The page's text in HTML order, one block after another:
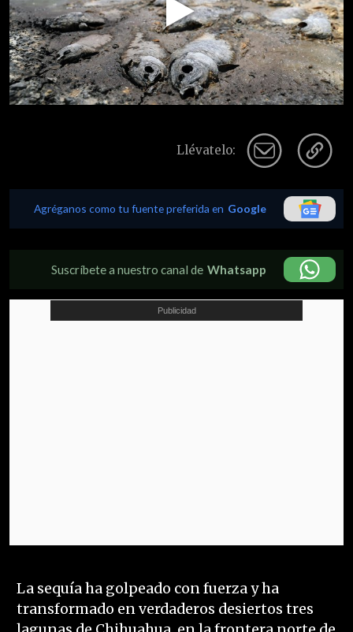
Play
Video
Llévatelo:
Agréganos como tu fuente preferida en Google
Suscríbete a nuestro canal de Whatsapp
La sequía ha golpeado con fuerza y ha
transformado en verdaderos desiertos tres